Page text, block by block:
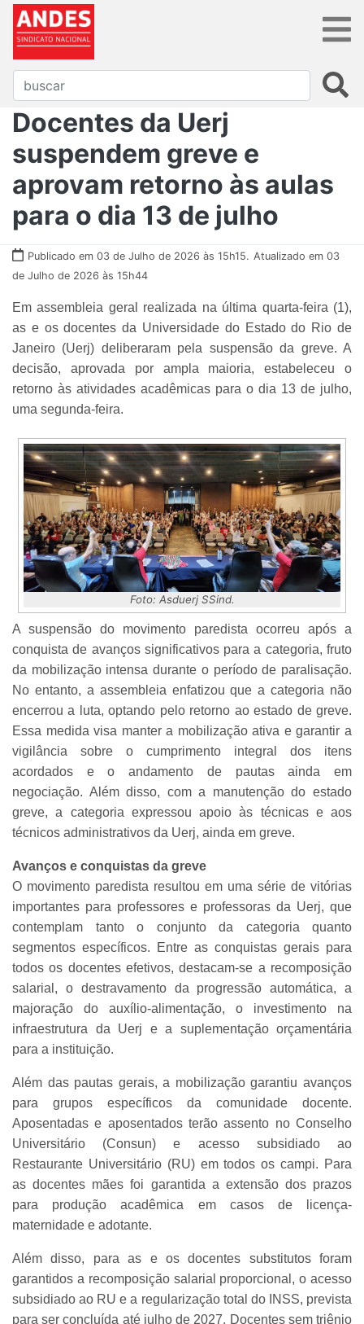
Docentes da Uerj
suspendem greve e
aprovam retorno às aulas
para o dia 13 de julho
Publicado em 03 de Julho de 2026 às 15h15. Atualizado em 03
de Julho de 2026 às 15h44
Em assembleia geral realizada na última quarta-feira (1),
as e os docentes da Universidade do Estado do Rio de
Janeiro (Uerj) deliberaram pela suspensão da greve. A
decisão, aprovada por ampla maioria, estabeleceu o
retorno às atividades acadêmicas para o dia 13 de julho,
uma segunda-feira.
Foto: Asduerj SSind.
A suspensão do movimento paredista ocorreu após a
conquista de avanços significativos para a categoria, fruto
da mobilização intensa durante o período de paralisação.
No entanto, a assembleia enfatizou que a categoria não
encerrou a luta, optando pelo retorno ao estado de greve.
Essa medida visa manter a mobilização ativa e garantir a
vigilância sobre o cumprimento integral dos itens
acordados e o andamento de pautas ainda em
negociação. Além disso, com a manutenção do estado
greve, a categoria expressou apoio às técnicas e aos
técnicos administrativos da Uerj, ainda em greve.
Avanços e conquistas da greve
O movimento paredista resultou em uma série de vitórias
importantes para professores e professoras da Uerj, que
contemplam tanto o conjunto da categoria quanto
segmentos específicos. Entre as conquistas gerais para
todos os docentes efetivos, destacam-se a recomposição
salarial, o destravamento da progressão automática, a
majoração do auxílio-alimentação, o investimento na
infraestrutura da Uerj e a suplementação orçamentária
para a instituição.
Além das pautas gerais, a mobilização garantiu avanços
para grupos específicos da comunidade docente.
Aposentadas e aposentados terão assento no Conselho
Universitário (Consun) e acesso subsidiado ao
Restaurante Universitário (RU) em todos os campi. Para
as docentes mães foi garantida a extensão dos prazos
para produção acadêmica em casos de licença-
maternidade e adotante.
Além disso, para as e os docentes substitutos foram
garantidos a recomposição salarial proporcional, o acesso
subsidiado ao RU e a regularização total do INSS, prevista
para ser concluída até julho de 2027. Docentes sem triênio